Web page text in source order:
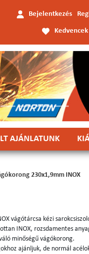
Bejelentkezés
Kedvencek
AJÁNLATUNK
230x1,9mm INOX
vágótárcsa kézi
INOX, rozsdamentes
minőségű vágókorong.
ajánljuk, de normál